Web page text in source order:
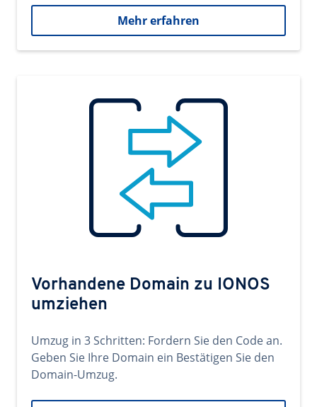
Mehr erfahren
Vorhandene Domain zu IONOS
umziehen
Umzug in 3 Schritten: Fordern Sie den Code an.
Geben Sie Ihre Domain ein Bestätigen Sie den
Domain-Umzug.